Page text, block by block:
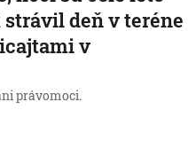
strávil deň v teréne
v
právomoci.